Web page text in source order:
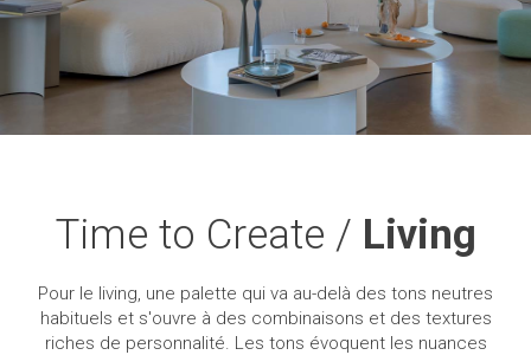
Time to Create / Living
Pour le living, une palette qui va au-delà des tons neutres
habituels et s'ouvre à des combinaisons et des textures
riches de personnalité. Les tons évoquent les nuances